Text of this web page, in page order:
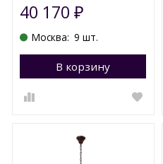
40 170₽
Москва: 9 шт.
В корзину